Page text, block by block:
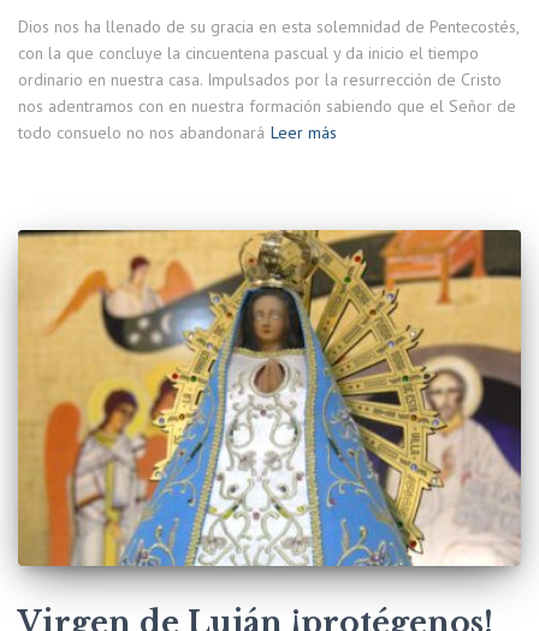
Dios nos ha llenado de su gracia en esta solemnidad de Pentecostés,
con la que concluye la cincuentena pascual y da inicio el tiempo
ordinario en nuestra casa. Impulsados por la resurrección de Cristo
nos adentramos con en nuestra formación sabiendo que el Señor de
todo consuelo no nos abandonará Leer más
Virgen de Luján ¡protégenos!